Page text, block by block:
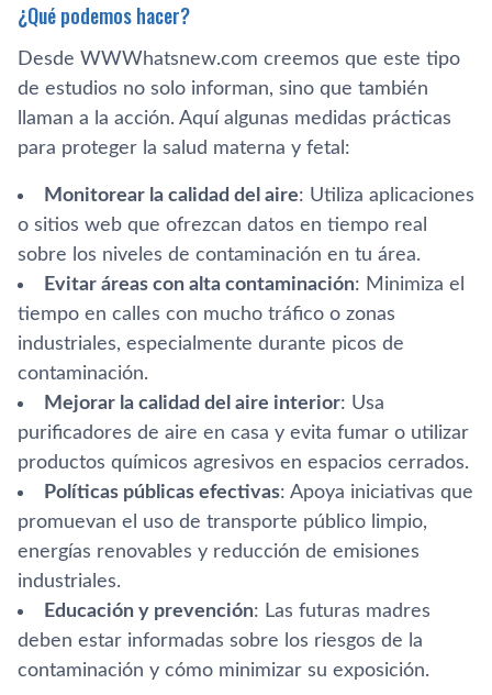
¿Qué podemos hacer?
Desde WWWhatsnew.com creemos que este tipo
de estudios no solo informan, sino que también
llaman a la acción. Aquí algunas medidas prácticas
para proteger la salud materna y fetal:
Monitorear la calidad del aire: Utiliza aplicaciones
o sitios web que ofrezcan datos en tiempo real
sobre los niveles de contaminación en tu área.
Evitar áreas con alta contaminación: Minimiza el
tiempo en calles con mucho tráfico o zonas
industriales, especialmente durante picos de
contaminación.
Mejorar la calidad del aire interior: Usa
purificadores de aire en casa y evita fumar o utilizar
productos químicos agresivos en espacios cerrados.
Políticas públicas efectivas: Apoya iniciativas que
promuevan el uso de transporte público limpio,
energías renovables y reducción de emisiones
industriales.
Educación y prevención: Las futuras madres
deben estar informadas sobre los riesgos de la
contaminación y cómo minimizar su exposición.